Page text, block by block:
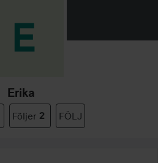
Erika
Följer 2 FÖLJ